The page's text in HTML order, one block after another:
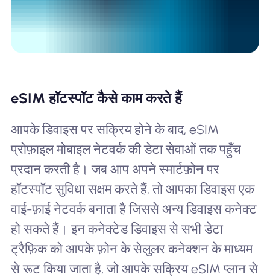
eSIM हॉटस्पॉट कैसे काम करते हैं
आपके डिवाइस पर सक्रिय होने के बाद, eSIM
प्रोफ़ाइल मोबाइल नेटवर्क की डेटा सेवाओं तक पहुँच
प्रदान करती है। जब आप अपने स्मार्टफ़ोन पर
हॉटस्पॉट सुविधा सक्षम करते हैं, तो आपका डिवाइस एक
वाई-फ़ाई नेटवर्क बनाता है जिससे अन्य डिवाइस कनेक्ट
हो सकते हैं। इन कनेक्टेड डिवाइस से सभी डेटा
ट्रैफ़िक को आपके फ़ोन के सेलुलर कनेक्शन के माध्यम
से रूट किया जाता है, जो आपके सक्रिय eSIM प्लान से